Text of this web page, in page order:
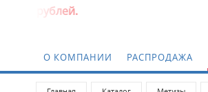
О КОМПАНИИ РАСПРОДАЖА